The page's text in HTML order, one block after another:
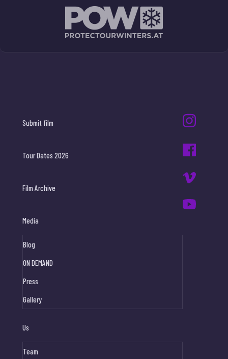
Submit film
Tour Dates 2026
Film Archive
Media
Blog
ON DEMAND
Press
Gallery
Us
Team